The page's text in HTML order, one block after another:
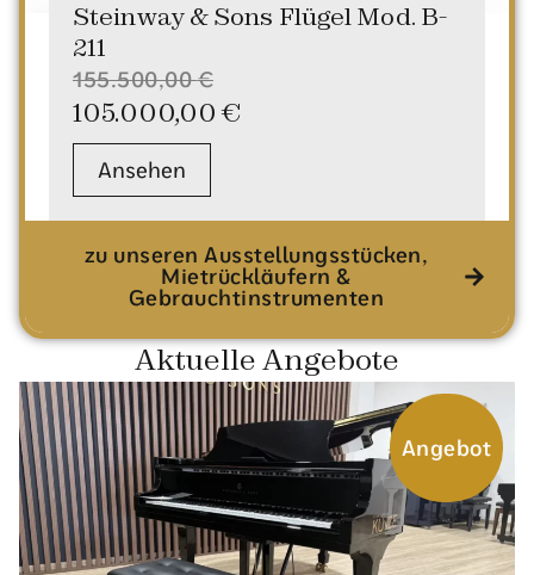
Steinway & Sons Flügel Mod. B-
211
155.500,00€
105.000,00 €
Ansehen
zu unseren Ausstellungsstücken,
Mietrückläufern &
Gebrauchtinstrumenten
Aktuelle Angebote
Angebot